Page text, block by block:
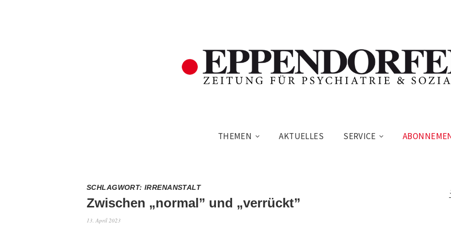
THEMEN AKTUELLES SERVICE
SCHLAGWORT:IRRENANSTALT
Zwischen „normal” und „verrückt”
13. April 2023